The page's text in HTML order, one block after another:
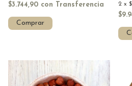
$3.744,90 con Transferencia 2 x